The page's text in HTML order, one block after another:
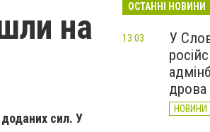
на
доданих сил. У
ОСТАННІ НОВИНИ
У
дрова
НОВИНИ
13:03